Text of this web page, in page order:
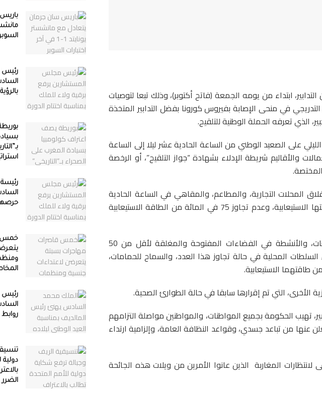
ابتداء من يومه الجمعة (فاتح أكتوبر)، وذلك تبعا لتوصيات
التدريجي في منحى الإصابة بفيروس كورونا بفضل التدابير المتخذة
الذي تعرفه الحملة الوطنية للتلقيح.
على الصعيد الوطني من الساعة الحادية عشر ليلا إلى الساعة
والأقاليم شريطة الإدلاء بشهادة “جواز التلقيح”، أو الرخصة
المحلات التجارية، والمطاعم، والمقاهي في الساعة الحادية
عشر ليلا، شريطة عدم تجاوز 50 في المائة من طاقتها الاستيعابية، وعدم تجاوز 75 في المائة من الطاقة الاستيعابية
كما تشمل هاته التدابير السماح بتنظيم التجمعات، والأنشطة في الفضاءات المفتوحة والمغلقة لأقل من 50
المحلية في حالة تجاوز هذا العدد، والسماح للحمامات،
الأخرى، التي تم إقرارها سابقا في حالة الطوارئ الصحية.
تهيب الحكومة بجميع المواطنات، والمواطنين مواصلة التزامهم
عنها من تباعد جسدي، وقواعد النظافة العامة، وإلزامية ارتداء
لانتظارات المغاربة الذين عانوا الأمرين من ويلات هذه الجائحة
رئيس
حرصها
خمس
رئيس
روابط
الضرر